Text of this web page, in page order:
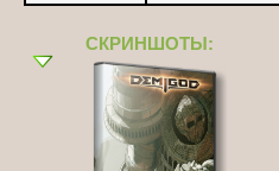
СКРИНШОТЫ: